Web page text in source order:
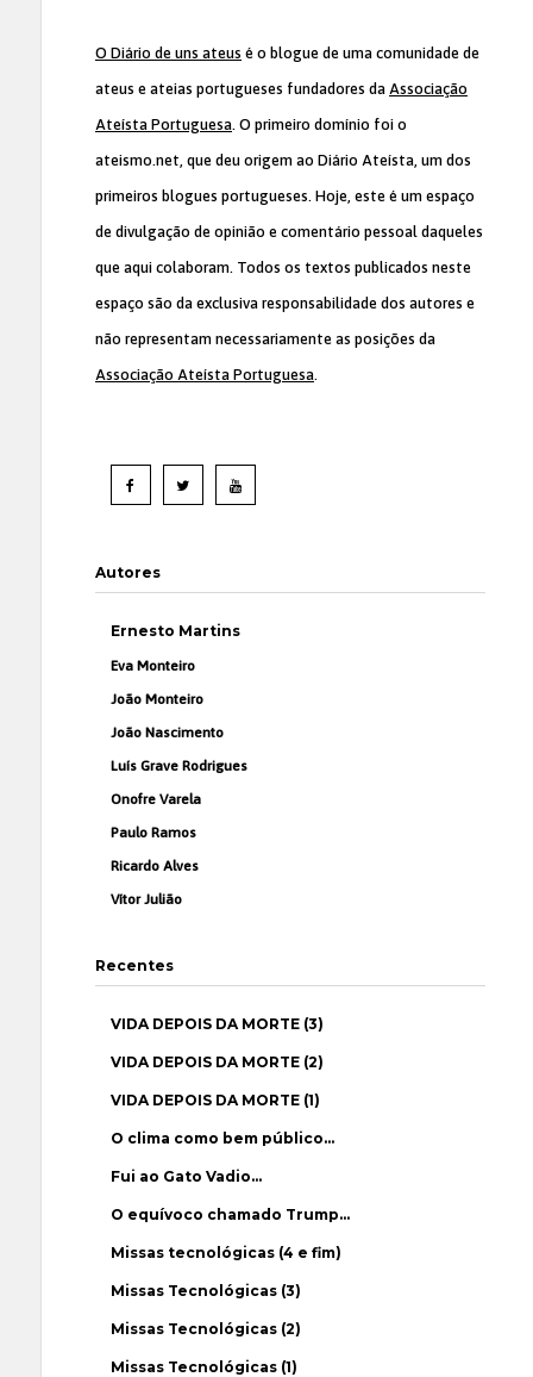
O Diário de uns ateus é o blogue de uma comunidade de
ateus e ateias portugueses fundadores da Associação
Ateísta Portuguesa. O primeiro domínio foi o
ateismo.net, que deu origem ao Diário Ateísta, um dos
primeiros blogues portugueses. Hoje, este é um espaço
de divulgação de opinião e comentário pessoal daqueles
que aqui colaboram. Todos os textos publicados neste
espaço são da exclusiva responsabilidade dos autores e
não representam necessariamente as posições da
Associação Ateísta Portuguesa.
Autores
Ernesto Martins
Eva Monteiro
João Monteiro
João Nascimento
Luís Grave Rodrigues
Onofre Varela
Paulo Ramos
Ricardo Alves
Vítor Julião
Recentes
VIDA DEPOIS DA MORTE (3)
VIDA DEPOIS DA MORTE (2)
VIDA DEPOIS DA MORTE (1)
O clima como bem público…
Fui ao Gato Vadio…
O equívoco chamado Trump…
Missas tecnológicas (4 e fim)
Missas Tecnológicas (3)
Missas Tecnológicas (2)
Missas Tecnológicas (1)